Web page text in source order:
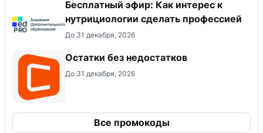
Бесплатный эфир: Как интерес к
нутрициологии сделать профессией
До 31 декабря, 2026
Остатки без недостатков
До 31 декабря, 2026
Все промокоды